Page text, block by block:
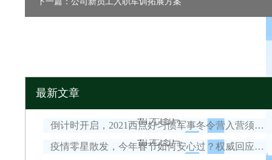
最新文章
倒计时开启，2021西点好习惯军事冬令营入营须知！
疫情零星散发，今年春节如何安心过？权威回应来了！